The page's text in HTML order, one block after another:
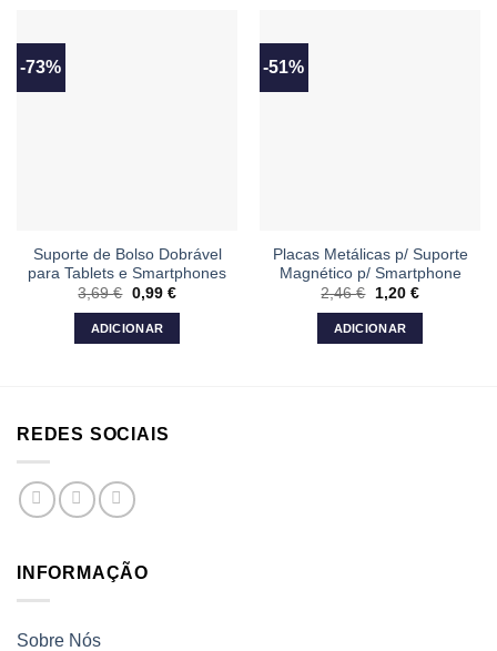
-73%
Suporte de Bolso Dobrável
para Tablets e Smartphones
3,69€ O
original
era:
0,99 €O
ADICIONAR
-51%
Placas Metálicas p/ Suporte
Magnético p/ Smartphone
2,46€
O
original
era:
1,20 €O
ADICIONAR
REDES SOCIAIS
INFORMAÇÃO
Sobre Nós